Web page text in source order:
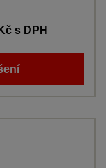
s DPH